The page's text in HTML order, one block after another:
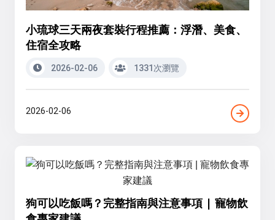
小琉球三天兩夜套裝行程推薦：浮潛、美食、
住宿全攻略
2026-02-06 1331次瀏覽
2026-02-06
狗可以吃飯嗎？完整指南與注意事項 | 寵物飲